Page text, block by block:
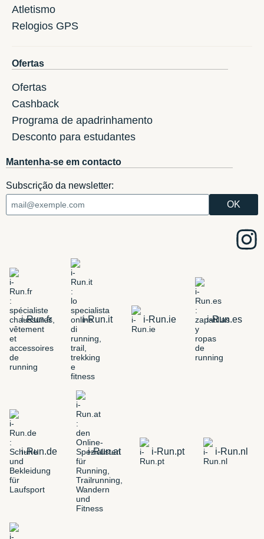
Atletismo
Relogios GPS
Ofertas
Ofertas
Cashback
Programa de apadrinhamento
Desconto para estudantes
Mantenha-se em contacto
Subscrição da newsletter:
i-Run.fr i-Run.it i-Run.ie i-Run.es
i-Run.de i-Run.at i-Run.pt i-Run.nl